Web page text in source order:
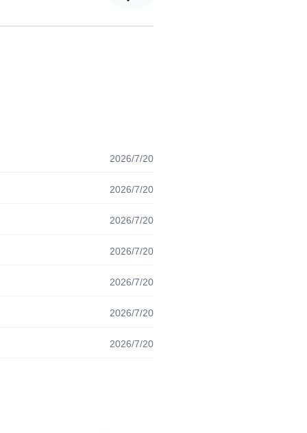
2026/7/20
2026/7/20
2026/7/20
2026/7/20
2026/7/20
2026/7/20
2026/7/20